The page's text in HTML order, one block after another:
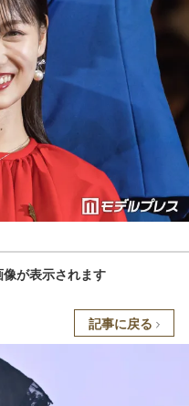
が表示されます
記事に戻る